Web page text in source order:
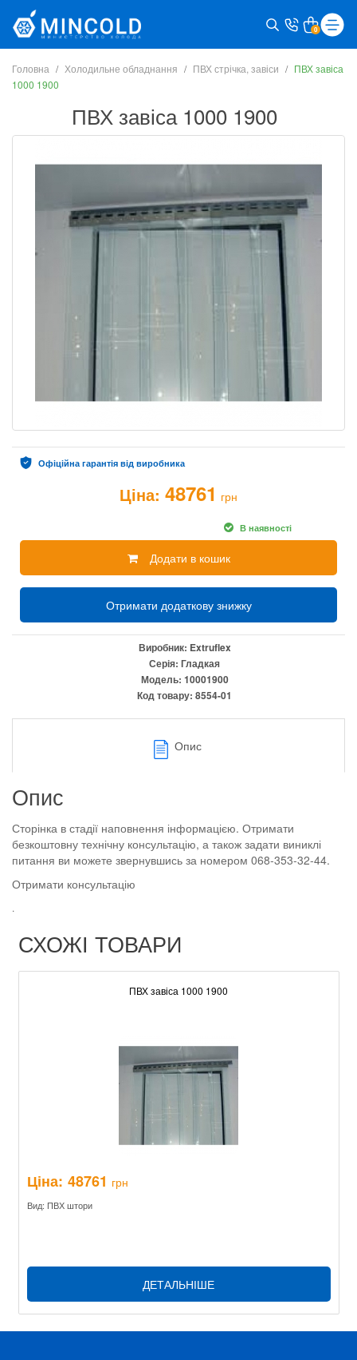
0
Головна Холодильне обладнання ПВХ стрічка, завіси
ПВХ завіса
1000 1900
ПВХ завіса 1000 1900
Офіційна гарантія від виробника
Ціна: 48761 грн
В наявності
Додати в кошик
Отримати додаткову знижку
Виробник: Extruflex
Серія: Гладкая
Модель: 10001900
Код товару: 8554-01
Опис
Опис
Сторінка в стадії наповнення інформацією. Отримати
безкоштовну технічну консультацію, а також задати виниклі
питання ви можете звернувшись за номером 068-353-32-44.
Отримати консультацію
.
СХОЖІ ТОВАРИ
ПВХ завіса 1000 1900
Ціна: 48761 грн
Вид: ПВХ штори
ДЕТАЛЬНІШЕ